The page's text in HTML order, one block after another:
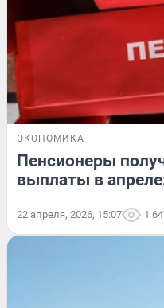
ЭКОНОМИКА
Пенсионеры
выплаты в
22 апреля, 2026, 15:07 1